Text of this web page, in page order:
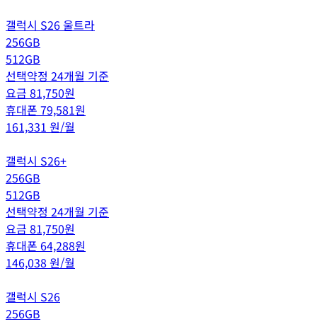
갤럭시 S26 울트라
256GB
512GB
선택약정 24개월 기준
요금 81,750원
휴대폰 79,581원
161,331 원/월
갤럭시 S26+
256GB
512GB
선택약정 24개월 기준
요금 81,750원
휴대폰 64,288원
146,038원/월
갤럭시 S26
256GB